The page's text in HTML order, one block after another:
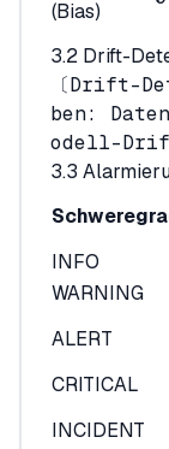
(Bias)
3.2 Drift-
〔Drift-
ben:
odell-Drift
3.3
INFO
WARNING
ALERT
CRITICAL
INCIDENT